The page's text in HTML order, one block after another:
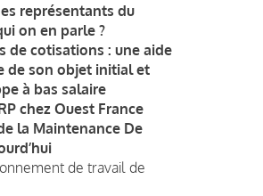
représentants du
on en parle ?
de cotisations : une aide
de son objet initial et
à bas salaire
chez Ouest France
la Maintenance De
de travail de